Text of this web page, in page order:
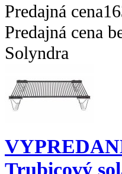
Predajná cena
Predajná cena
Solyndra